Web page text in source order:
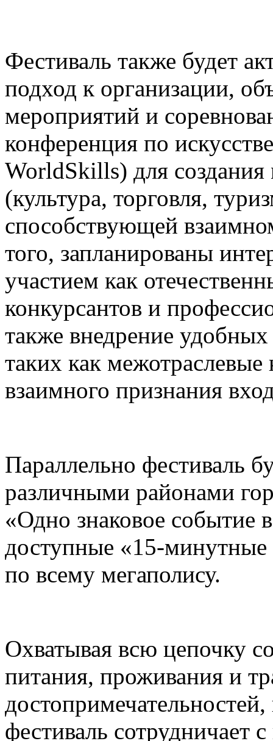
Фестиваль также будет
подход к организации,
мероприятий и
конференция по
WorldSkills) для
(культура, торговля,
способствующей
того, запланированы
участием как
конкурсантов и
также внедрение
таких как
взаимного признания
Параллельно фестиваль
различными районами
«Одно знаковое событие
доступные «15-минутные
по всему мегаполису.
Охватывая всю цепочку
питания, проживания и
фестиваль сотрудничает